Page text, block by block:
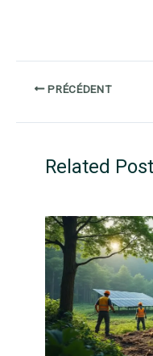
PRÉCÉDENT
Related